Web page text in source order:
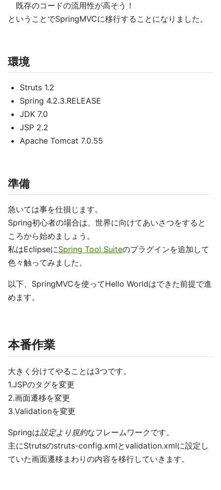
既存のコードの流用性が高そう！
ということでSpringMVCに移行することになりました。
環境
Struts 1.2
Spring 4.2.3.RELEASE
JDK 7.0
JSP 2.2
Apache Tomcat 7.0.55
準備
急いては事を仕損じます。
Spring初心者の場合は、世界に向けてあいさつをすると
ころから始めましょう。
私はEclipseにSpring Tool Suiteのプラグインを追加して
色々触ってみました。
以下、SpringMVCを使ってHello Worldはできた前提で進
めます。
本番作業
大きく分けてやることは3つです。
1.JSPのタグを変更
2.画面遷移を変更
3.Validationを変更
Springは設定より規約なフレームワークです。
主にStrutsのstruts-config.xmlとvalidation.xmlに設定し
ていた画面遷移まわりの内容を移行していきます。